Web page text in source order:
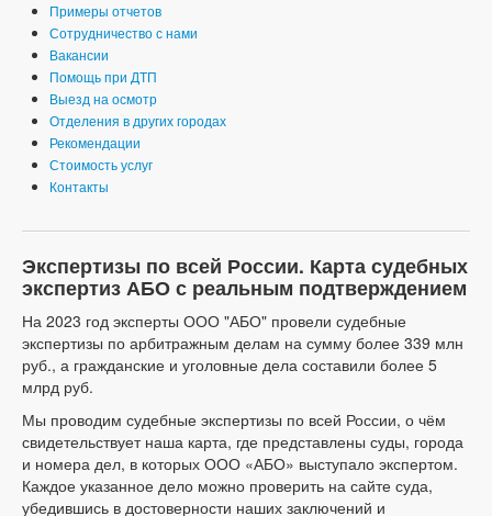
Примеры отчетов
Сотрудничество с нами
Вакансии
Помощь при ДТП
Выезд на осмотр
Отделения в других городах
Рекомендации
Стоимость услуг
Контакты
Экспертизы по всей России. Карта судебных
экспертиз АБО с реальным подтверждением
На 2023 год эксперты ООО "АБО" провели судебные
экспертизы по арбитражным делам на сумму более 339 млн
руб., а гражданские и уголовные дела составили более 5
млрд руб.
Мы проводим судебные экспертизы по всей России, о чём
свидетельствует наша карта, где представлены суды, города
и номера дел, в которых ООО «АБО» выступало экспертом.
Каждое указанное дело можно проверить на сайте суда,
убедившись в достоверности наших заключений и